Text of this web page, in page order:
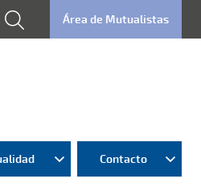
Área de Mutualistas
Contacto